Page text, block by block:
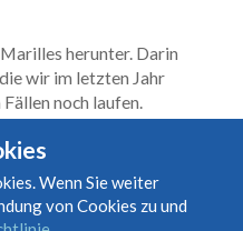
herunter. Darin
wir im letzten Jahr
noch laufen.
Cookie-Richtlinie
Wenn Sie weiter
von Cookies zu und